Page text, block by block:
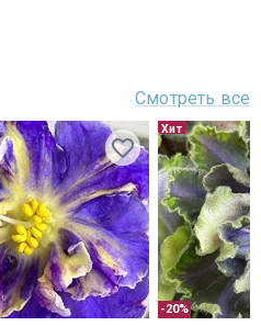
Смотреть все
-20%
Хит